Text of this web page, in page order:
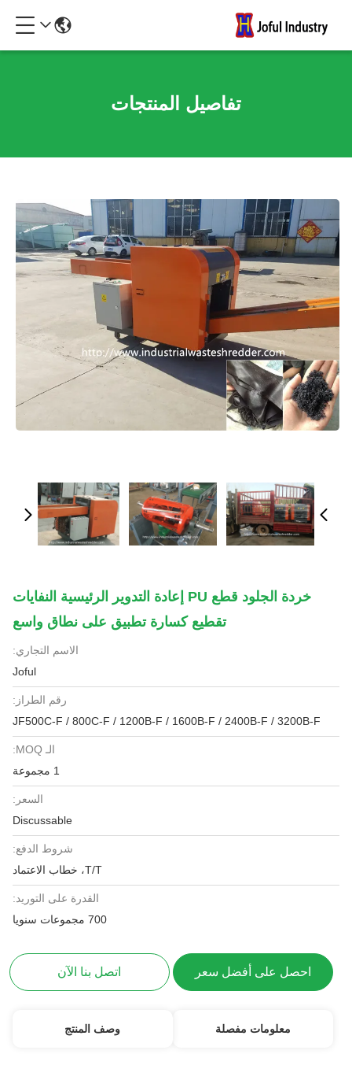
تفاصيل المنتجات
خردة الجلود قطع PU إعادة التدوير الرئيسية النفايات
تقطيع كسارة تطبيق على نطاق واسع
الاسم التجاري:
Joful
رقم الطراز:
JF500C-F / 800C-F / 1200B-F / 1600B-F / 2400B-F / 3200B-F
الـ MOQ:
1 مجموعة
السعر:
Discussable
شروط الدفع:
T/T، خطاب الاعتماد
القدرة على التوريد:
700 مجموعات سنويا
احصل على أفضل سعر اتصل بنا الآن
معلومات مفصلة وصف المنتج